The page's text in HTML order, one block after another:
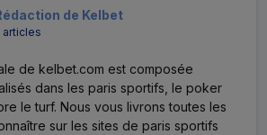
de Kelbet
articles
de kelbet.com est composée
dans les paris sportifs, le poker
le turf. Nous vous livrons toutes les
sur les sites de paris sportifs